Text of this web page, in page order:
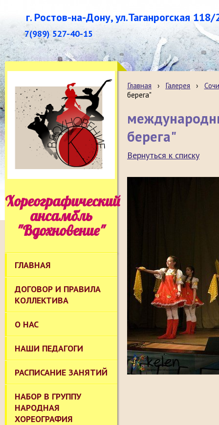
г. Ростов-на-Дону, ул.Таганрогская 118/
7(989) 527-40-15
Хореографический
ансамбль
"Вдохновение"
ГЛАВНАЯ
ДОГОВОР И ПРАВИЛА
КОЛЛЕКТИВА
О НАС
НАШИ ПЕДАГОГИ
РАСПИСАНИЕ ЗАНЯТИЙ
НАБОР В ГРУППУ
НАРОДНАЯ
ХОРЕОГРАФИЯ
Главная › Галерея ›
берега"
берега"
Вернуться к списку